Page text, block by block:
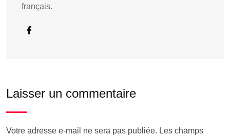
français.
Laisser un commentaire
Votre adresse e-mail ne sera pas publiée. Les champs